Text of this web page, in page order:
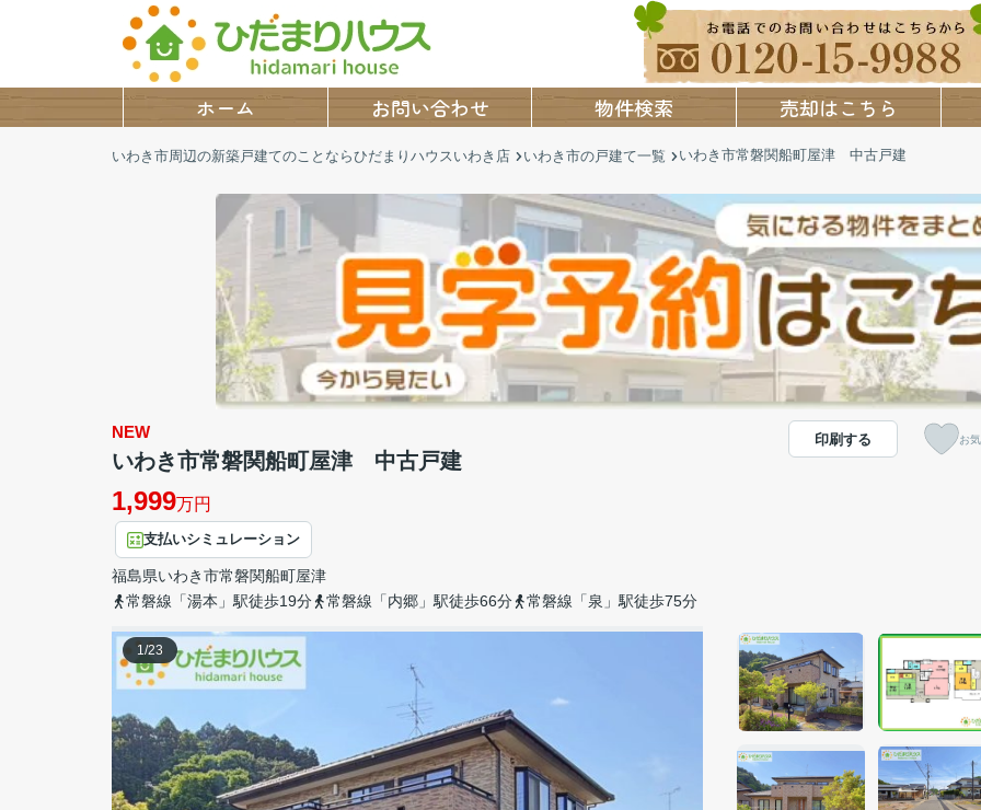
ホーム お問い合わせ 物件検索 売却はこちら
いわき市周辺の新築戸建てのことならひだまりハウスいわき店 いわき市の戸建て一覧 いわき市常磐関船町屋津 中古戸建
NEW
いわき市常磐関船町屋津 中古戸建
1,999万円
支払いシミュレーション
福島県いわき市常磐関船町屋津
常磐線「湯本」駅徒歩19分
常磐線「内郷」駅徒歩66分 常磐線「泉」駅徒歩75分
印刷する お
1/23